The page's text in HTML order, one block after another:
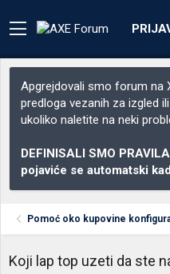
Apgrejdovali smo forum na
predloga vezanih za izgled
ukoliko naletite na neki
DEFINISALI SMO
pojaviće se automatski
Pomoć oko kupovine
Koji lap top uzeti da ste